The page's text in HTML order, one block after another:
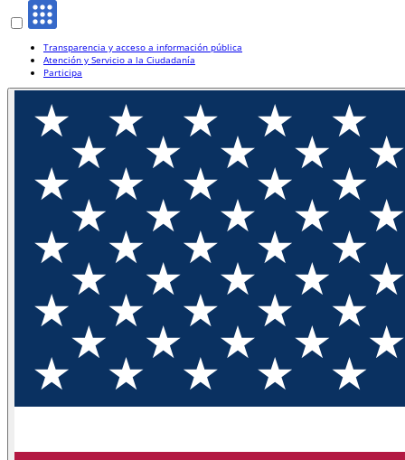
Transparencia y acceso a información pública
Atención y Servicio a la Ciudadanía
Participa